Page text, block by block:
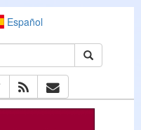
Español